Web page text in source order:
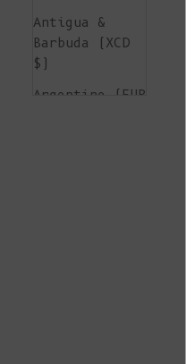
Antigua &
Barbuda (XCD
$)
Argentine (EUR